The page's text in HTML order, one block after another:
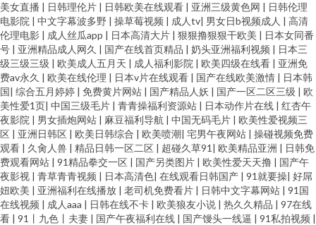
美女直播 | 日韩理伦片 | 日韩欧美在线观看 | 亚洲三级黄色网 | 日韩伦理
电影院 | 中文字幕波多野 | 操草莓视频 | 成人tv| 男女日b视频成人 | 高清
伦理电影 | 成人丝瓜app | 日本高清大片 | 狠狠撸狠狠干欧美 | 日本女同番
号 | 亚洲精品成人网久 | 国产在线首页精品 | 奶头亚洲福利视频 | 日本三
级三级三级 | 欧美成人五月天 | 成人福利影院 | 欧美四级在线看 | 亚洲免
费av永久 | 欧美在线伦理 | 日本v片在线观看 | 国产在线欧美激情 | 日本韩
国| 综合五月婷婷 | 免费黄片网站 | 国产精品人妖 | 国产一区二区三级 | 欧
美性爱1页| 中国三级毛片 | 青青操福利资源站 | 日本动作片在线 | 红杏午
夜影院 | 男女插炮网站 | 麻豆福利导航 | 中国无码毛片 | 欧美性爱视频三
区 | 亚洲日韩区 | 欧美日韩综合 | 欧美喷潮| 宅男午夜网站 | 操碰视频免费
观看 | 久肏人兽 | 精品日韩一区二区 | 超碰久草91 | 欧美精品亚洲 | 日韩免
费观看网站 | 91精品拳交一区 | 国产另类图片 | 欧美性爱天天撸 | 国产午
夜影视 | 青草青青视频 | 日本高清色| 在线观看日韩国产 | 91就要操| 好屌
妞欧美 | 亚洲福利在线播放 | 老司机免费看片 | 日韩中文字幕网站 | 91国
在线视频 | 成人aaa | 日韩在线不卡 | 欧美狼友小说 | 热久久精品 | 97在线
看 | 91丨九色丨夫妻 | 国产午夜福利在线 | 国产馒头一线逼 | 91私拍视频 |